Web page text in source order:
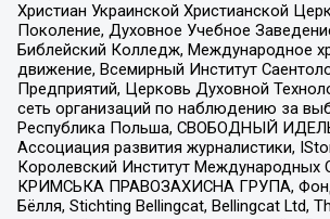
Христиан Украинской Христианской
Поколение, Духовное Учебное
Библейский Колледж, Международное
движение, Всемирный Институт
Предприятий, Церковь Духовной
сеть организаций по наблюдению за
Республика Польша, СВОБОДНЫЙ
Ассоциация развития журналистики,
Королевский Институт Международных
КРИМСЬКА ПРАВОЗАХИСНА ГРУПА,
Бёлля, Stichting Bellingcat, Bellingcat Ltd,